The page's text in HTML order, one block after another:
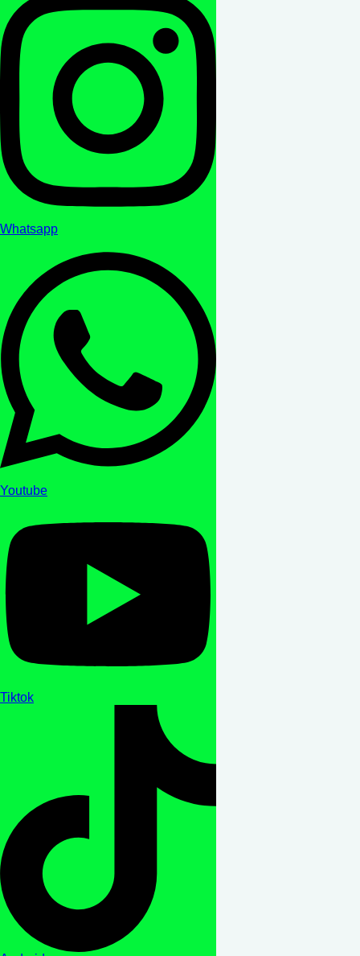
Whatsapp
Youtube
Tiktok